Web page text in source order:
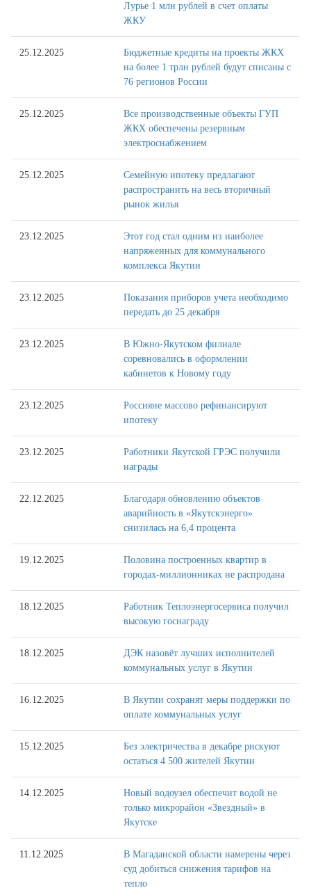
Лурье 1 млн рублей в счет оплаты
ЖКУ
25.12.2025
Бюджетные кредиты на проекты ЖКХ
на более 1 трлн рублей будут списаны с
76 регионов России
25.12.2025
Все производственные объекты ГУП
ЖКХ обеспечены резервным
электроснабжением
25.12.2025
Семейную ипотеку предлагают
распространить на весь вторичный
рынок жилья
23.12.2025
Этот год стал одним из наиболее
напряженных для коммунального
комплекса Якутии
23.12.2025
Показания приборов учета необходимо
передать до 25 декабря
23.12.2025
В Южно-Якутском филиале
соревновались в оформлении
кабинетов к Новому году
23.12.2025
Россияне массово рефинансируют
ипотеку
23.12.2025
Работники Якутской ГРЭС получили
награды
22.12.2025
Благодаря обновлению объектов
аварийность в «Якутскэнерго»
снизилась на 6,4 процента
19.12.2025
Половина построенных квартир в
городах-миллионниках не распродана
18.12.2025
Работник Теплоэнергосервиса получил
высокую госнаграду
18.12.2025
ДЭК назовёт лучших исполнителей
коммунальных услуг в Якутии
16.12.2025
В Якутии сохранят меры поддержки по
оплате коммунальных услуг
15.12.2025
Без электричества в декабре рискуют
остаться 4 500 жителей Якутии
14.12.2025
Новый водоузел обеспечит водой не
только микрорайон «Звездный» в
Якутске
11.12.2025
В Магаданской области намерены через
суд добиться снижения тарифов на
тепло